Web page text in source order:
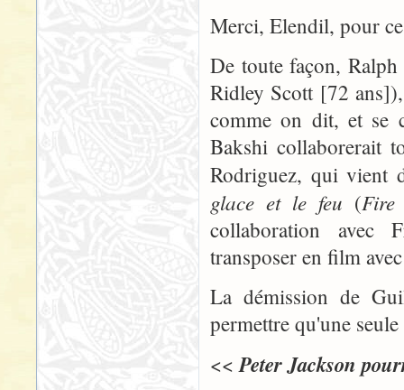
Merci, Elendil, pour
De toute façon,
Ridley Scott [72
comme on dit, et se
Bakshi collaborerait
Rodriguez, qui vient
glace et le feu (
collaboration avec
transposer en film
La démission de
permettre qu'une
<<Peter Jackson